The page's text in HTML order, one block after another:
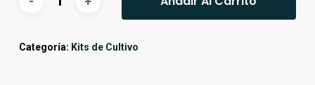
Categoría: Kits de Cultivo